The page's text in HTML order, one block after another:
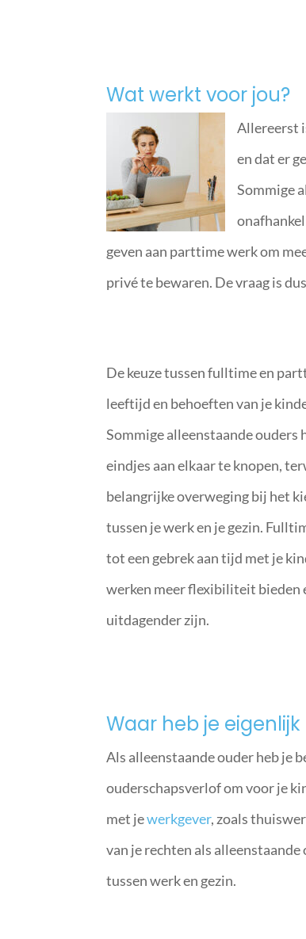
Wat werkt voor jou?
Allereerst
en dat er
Sommige
geven aan parttime werk om
privé te bewaren. De vraag is
De keuze tussen fulltime en
leeftijd en behoeften van je
Sommige alleenstaande ouders
eindjes aan elkaar te knopen,
belangrijke overweging bij het
tussen je werk en je gezin.
tot een gebrek aan tijd met je
werken meer flexibiliteit bieden
uitdagender zijn.
Waar heb je
Als alleenstaande ouder heb je
ouderschapsverlof om voor je
met jewerkgever, zoals
van je rechten als
tussen werk en gezin.